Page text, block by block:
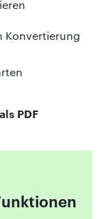
Konvertierung
PDF